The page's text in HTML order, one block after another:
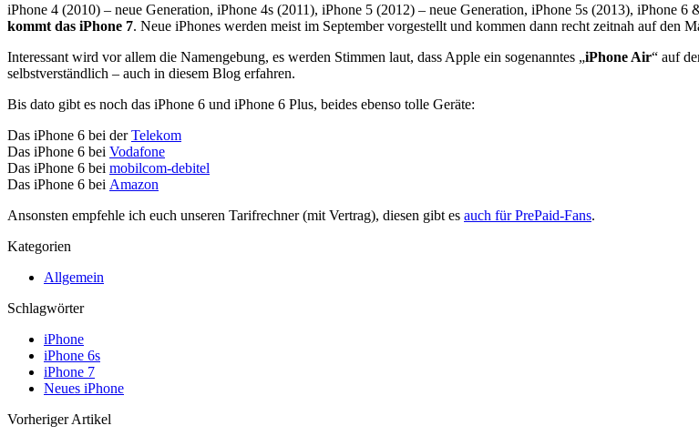
iPhone 4 (2010) – neue Generation, iPhone 4s (2011), iPhone 5 (2012) – neue Generation, iPhone 5s (2013), iPhone
kommt das iPhone 7. Neue iPhones werden meist im September vorgestellt und kommen dann recht zeitnah auf den
Interessant wird vor allem die Namengebung, es werden Stimmen laut, dass Apple ein sogenanntes „iPhone Air“ auf
selbstverständlich – auch in diesem Blog erfahren.
Bis dato gibt es noch das iPhone 6 und iPhone 6 Plus, beides ebenso tolle Geräte:
Das iPhone 6 bei derTelekom
Das iPhone 6 bei Vodafone
Das iPhone 6 bei mobilcom-debitel
Das iPhone 6 bei Amazon
Ansonsten empfehle ich euch unseren Tarifrechner (mit Vertrag), diesen gibt es auch für PrePaid-Fans.
Kategorien
Allgemein
Schlagwörter
iPhone
iPhone 6s
iPhone 7
Neues iPhone
Vorheriger Artikel